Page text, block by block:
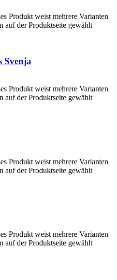
Produkt weist mehrere Varianten
auf der Produktseite gewählt
Svenja
Produkt weist mehrere Varianten
auf der Produktseite gewählt
Produkt weist mehrere Varianten
auf der Produktseite gewählt
Produkt weist mehrere Varianten
auf der Produktseite gewählt